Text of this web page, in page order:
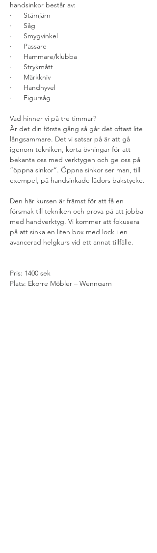
handsinkor består av:
·      Stämjärn
·      Såg
·      Smygvinkel
·      Passare
·      Hammare/klubba
·      Strykmått
·      Märkkniv
·      Handhyvel
·      Figursåg
Vad hinner vi på tre timmar?
Är det din första gång så går det oftast lite
långsammare. Det vi satsar på är att gå
igenom tekniken, korta övningar för att
bekanta oss med verktygen och ge oss på
”öppna sinkor”. Öppna sinkor ser man, till
exempel, på handsinkade lådors bakstycke.
Den här kursen är främst för att få en
försmak till tekniken och prova på att jobba
med handverktyg. Vi kommer att fokusera
på att sinka en liten box med lock i en
avancerad helgkurs vid ett annat tillfälle.
Pris: 1400 sek
Plats: Ekorre Möbler – Wenngarn